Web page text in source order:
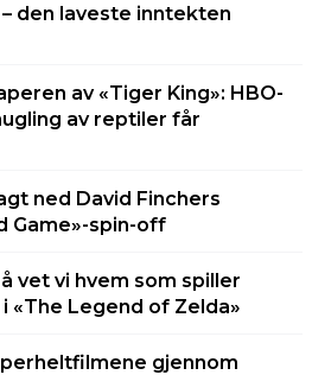
den laveste inntekten
av «Tiger King»: HBO-
av reptiler får
ned David Finchers
Game»-spin-off
vet vi hvem som spiller
«The Legend of Zelda»
gjennom